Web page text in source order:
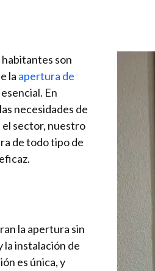
habitantes son
la apertura de
En
necesidades de
el sector, nuestro
de todo tipo de
la apertura sin
la instalación de
es única, y